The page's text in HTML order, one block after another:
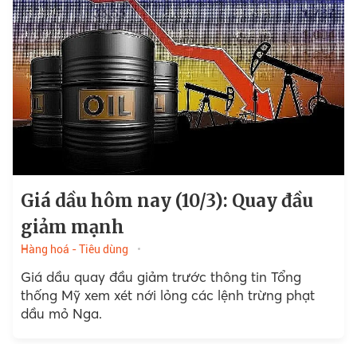
Giá dầu hôm nay (10/3): Quay đầu
giảm mạnh
Hàng hoá - Tiêu dùng
Giá dầu quay đầu giảm trước thông tin Tổng
thống Mỹ xem xét nới lỏng các lệnh trừng phạt
dầu mỏ Nga.